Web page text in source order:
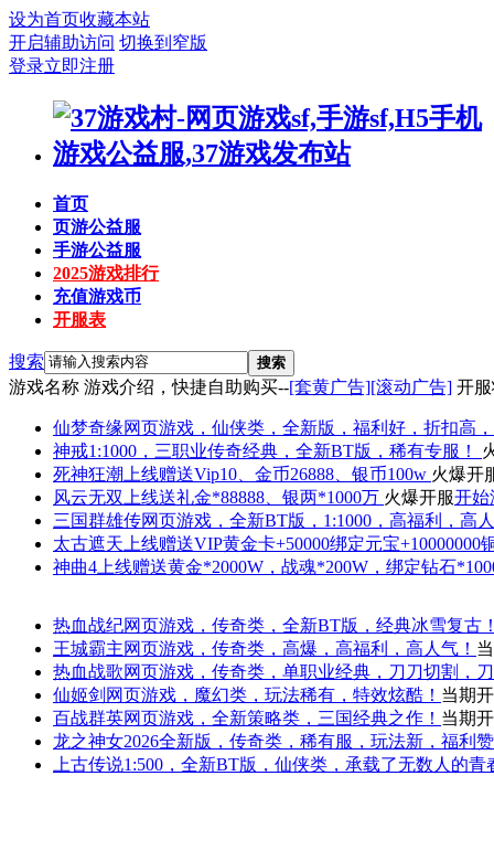
设为首页收藏本站
开启辅助访问 切换到窄版
登录立即注册
首页
页游公益服
手游公益服
2025游戏排行
充值游戏币
开服表
搜索 搜索
游戏名称 游戏介绍，快捷自助购买--[套黄广告][滚动广告] 开
仙梦奇缘网页游戏，仙侠类，全新版，福利好，折扣高
神戒1:1000，三职业传奇经典，全新BT版，稀有专服！
死神狂潮 上线赠送Vip10、金币26888、银币100w 火爆开
风云无双 上线送礼金*88888、银两*1000万 火爆开服开始
三国群雄传网页游戏，全新BT版，1:1000，高福利，高
太古遮天 上线赠送VIP黄金卡+50000绑定元宝+10000000
神曲4 上线赠送黄金*2000W，战魂*200W，绑定钻石
热血战纪网页游戏，传奇类，全新BT版，经典冰雪复古
王城霸主网页游戏，传奇类，高爆，高福利，高人气！
热血战歌网页游戏，传奇类，单职业经典，刀刀切割，
仙姬剑 网页游戏，魔幻类，玩法稀有，特效炫酷！ 当期
百战群英网页游戏，全新策略类，三国经典之作！ 当期
龙之神女2026全新版，传奇类，稀有服，玩法新，福利
上古传说1:500，全新BT版，仙侠类，承载了无数人的青